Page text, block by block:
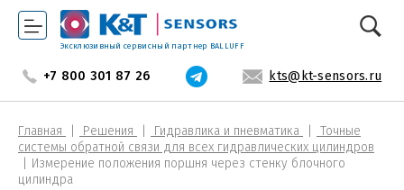
Эксклюзивный сервисный партнер BALLUFF
+7 800 301 87 26 kts@kt-sensors.ru
Главная Решения Гидравлика и пневматика
Точные
системы обратной связи для всех гидравлических цилиндров
Измерение положения поршня через стенку блочного
цилиндра